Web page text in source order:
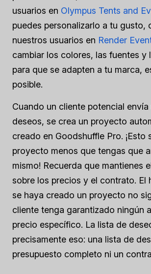
usuarios en Olympus Tents and
puedes personalizarlo a tu gusto,
nuestros usuarios en Render
cambiar los colores, las fuentes y
para que se adapten a tu marca,
posible.
Cuando un cliente potencial
deseos, se crea un proyecto
creado en Goodshuffle Pro. ¡Esto
proyecto menos que tengas que
mismo! Recuerda que mantienes
sobre los precios y el contrato. El
se haya creado un proyecto no
cliente tenga garantizado ningún
precio específico. La lista de
precisamente eso: una lista de
presupuesto completo ni un